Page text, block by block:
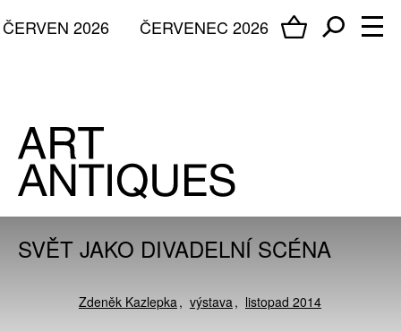
ČERVENEC 2026
ČERVEN 2026
SVĚT JAKO DIVADELNÍ SCÉNA
Zdeněk Kazlepka výstava listopad 2014